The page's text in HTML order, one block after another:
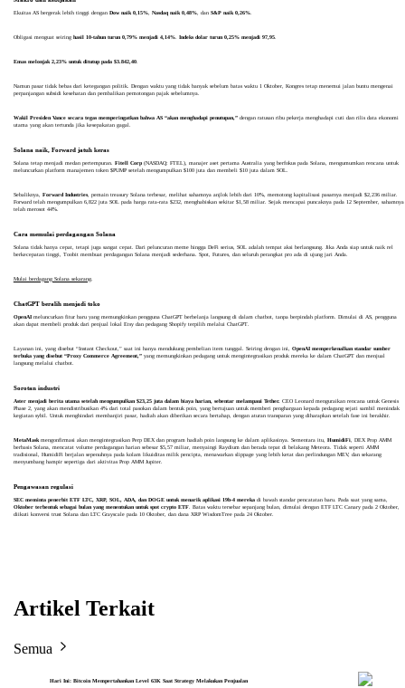
Ekuitas AS bergerak lebih tinggi dengan Dow naik 0,15%, Nasdaq naik 0,48%, dan S&P naik 0,26%.
Obligasi menguat seiring hasil 10-tahun turun 0,79% menjadi 4,14%. Indeks dolar turun 0,25% menjadi 97,95.
Emas melonjak 2,23% untuk ditutup pada $3.842,40.
Namun pasar tidak bebas dari ketegangan politik. Dengan waktu yang tidak banyak sebelum batas waktu 1 Oktober, Kongres tetap menemui jalan buntu mengenai
perpanjangan subsidi kesehatan dan pembalikan pemotongan pajak sebelumnya.
Wakil Presiden Vance secara tegas memperingatkan bahwa AS “akan menghadapi penutupan,”dengan ratusan ribu pekerja menghadapi cuti dan rilis data ekonomi
utama yang akan tertunda jika kesepakatan gagal.
Solana naik, Forward jatuh keras
Solana tetap menjadi medan pertempuran. Fitell Corp(NASDAQ: FTEL), manajer aset pertama Australia yang berfokus pada Solana, mengumumkan rencana untuk
meluncurkan platform manajemen token $PUMP setelah mengumpulkan $100 juta dan membeli $10 juta dalam SOL.
Sebaliknya, Forward Industries, pemain treasury Solana terbesar, melihat sahamnya anjlok lebih dari 10%, memotong kapitalisasi pasarnya menjadi $2,236 miliar.
Forward telah mengumpulkan 6,822 juta SOL pada harga rata-rata $232, menghabiskan sekitar $1,58 miliar. Sejak mencapai puncaknya pada 12 September, sahamnya
telah merosot 44%.
Cara memulai perdagangan Solana
Solana tidak hanya cepat, tetapi juga sangat cepat. Dari peluncuran meme hingga DeFi serius, SOL adalah tempat aksi berlangsung. Jika Anda siap untuk naik rel
berkecepatan tinggi, Toobit membuat perdagangan Solana menjadi sederhana. Spot, Futures, dan seluruh perangkat pro ada di ujung jari Anda.
Mulai berdagang Solana sekarang.
ChatGPT beralih menjadi toko
OpenAImeluncurkan fitur baru yang memungkinkan pengguna ChatGPT berbelanja langsung di dalam chatbot, tanpa berpindah platform. Dimulai di AS, pengguna
akan dapat membeli produk dari penjual lokal Etsy dan pedagang Shopify terpilih melalui ChatGPT.
Layanan ini, yang disebut “Instant Checkout,” saat ini hanya mendukung pembelian item tunggal. Seiring dengan ini, OpenAI memperkenalkan standar sumber
terbuka yang disebut “Proxy Commerce Agreement,”yang memungkinkan pedagang untuk mengintegrasikan produk mereka ke dalam ChatGPT dan menjual
langsung melalui chatbot.
Sorotan industri
Aster menjadi berita utama setelah mengumpulkan $23,25 juta dalam biaya harian, sebentar melampaui Tether. CEO Leonard menguraikan rencana untuk Genesis
Phase 2, yang akan mendistribusikan 4% dari total pasokan dalam bentuk poin, yang bertujuan untuk memberi penghargaan kepada pedagang sejati sambil menindak
kegiatan sybil. Untuk menghindari membanjiri pasar, hadiah akan diberikan secara bertahap, dengan aturan transparan yang diharapkan setelah fase ini berakhir.
MetaMaskmengonfirmasi akan mengintegrasikan Perp DEX dan program hadiah poin langsung ke dalam aplikasinya. Sementara itu, HumidiFi, DEX Prop AMM
berbasis Solana, mencatat volume perdagangan harian sebesar $5,57 miliar, menyaingi Raydium dan berada tepat di belakang Meteora. Tidak seperti AMM
tradisional, HumidiFi berjalan sepenuhnya pada kolam likuiditas milik pencipta, menawarkan slippage yang lebih ketat dan perlindungan MEV, dan sekarang
menyumbang hampir sepertiga dari aktivitas Prop AMM Jupiter.
Pengawasan regulasi
SEC meminta penerbit ETF LTC, XRP, SOL, ADA, dan DOGE untuk menarik aplikasi 19b-4 merekadi bawah standar pencatatan baru. Pada saat yang sama,
Oktober terbentuk sebagai bulan yang menentukan untuk spot crypto ETF. Batas waktu tersebar sepanjang bulan, dimulai dengan ETF LTC Canary pada 2 Oktober,
diikuti konversi trust Solana dan LTC Grayscale pada 10 Oktober, dan dana XRP WisdomTree pada 24 Oktober.
Artikel Terkait
Semua
Hari Ini: Bitcoin Mempertahankan Level 63K Saat Strategy Melakukan Penjualan